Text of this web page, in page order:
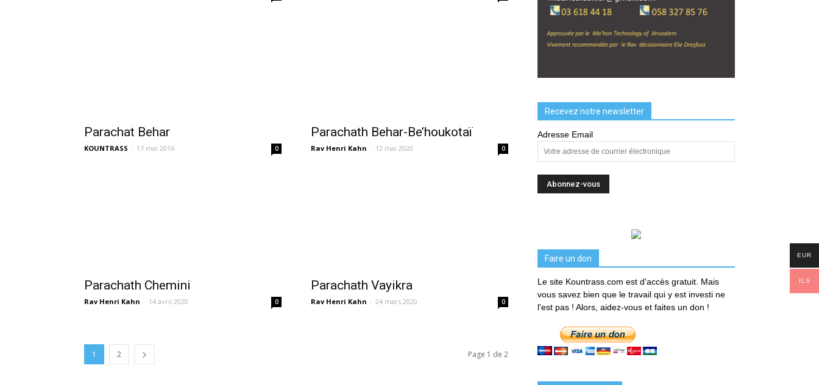
Parachat Behar
KOUNTRASS - 17 mai 2016 0
Parachath Behar-Be’houkotaï
Rav Henri Kahn - 12 mai 2020 0
Parachath Chemini
Rav Henri Kahn - 14 avril 2020 0
Parachath Vayikra
Rav Henri Kahn - 24 mars 2020 0
1 2 Page 1 de 2
Recevez notre newsletter
Adresse Email
Faire un don
Le site Kountrass.com est d'accès gratuit. Mais
vous savez bien que le travail qui y est investi ne
l'est pas ! Alors, aidez-vous et faites un don !
EUR
ILS